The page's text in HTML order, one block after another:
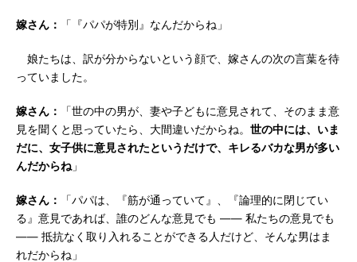
嫁さん： 「『パパが特別』なんだからね」
娘たちは、訳が分からないという顔で、嫁さんの次の言葉を待
っていました。
嫁さん：
「世の中の男が、妻や子どもに意見されて、そのまま意
見を聞くと思っていたら、大間違いだからね。 世の中には、いま
だに、女子供に意見されたというだけで、キレるバカな男が多い
んだからね 」
嫁さん：
「パパは、『筋が通っていて』、『論理的に閉じてい
る』意見であれば、誰のどんな意見でも ―― 私たちの意見でも
―― 抵抗なく取り入れることができる人だけど、そんな男はま
れだからね」